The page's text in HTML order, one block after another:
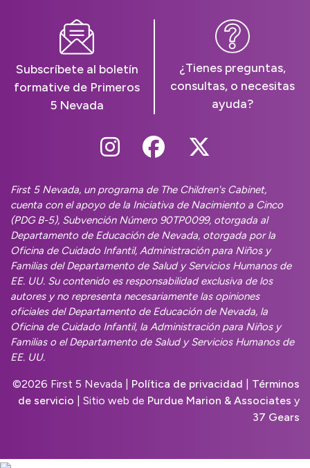
Subscríbete al boletín
formative de Primeros
5 Nevada
¿Tienes preguntas,
consultas, o necesitas
ayuda?
Follow Us On
Follow Us On
Follow Us
First 5 Nevada, un programa de The Children's Cabinet,
cuenta con el apoyo de la Iniciativa de Nacimiento a Cinco
(PDG B-5), Subvención Número 90TP0099, otorgada al
Departamento de Educación de Nevada, otorgada por la
Oficina de Cuidado Infantil, Administración para Niños y
Familias del Departamento de Salud y Servicios Humanos de
EE. UU. Su contenido es responsabilidad exclusiva de los
autores y no representa necesariamente las opiniones
oficiales del Departamento de Educación de Nevada, la
Oficina de Cuidado Infantil, la Administración para Niños y
Familias o el Departamento de Salud y Servicios Humanos de
EE. UU.
©2026 First 5 Nevada | Política de privacidad
Términos
de servicio | Sitio web de Purdue Marion & Associates y
37 Gears